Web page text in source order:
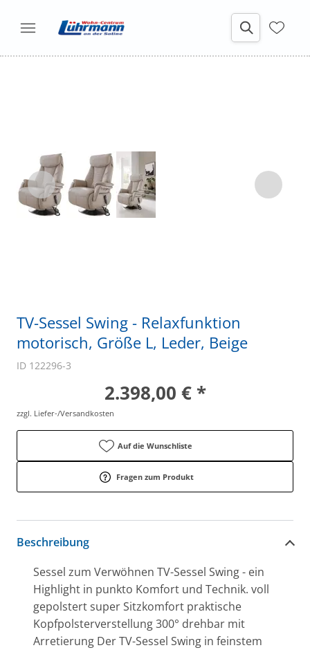
TV-Sessel Swing - Relaxfunktion
motorisch, Größe L, Leder, Beige
ID 122296-3
2.398,00 € *
zzgl. Liefer-/Versandkosten
Auf die Wunschliste
Fragen zum Produkt
Beschreibung
Sessel zum Verwöhnen TV-Sessel Swing - ein
Highlight in punkto Komfort und Technik. voll
gepolstert super Sitzkomfort praktische
Kopfpolsterverstellung 300° drehbar mit
Arretierung Der TV-Sessel Swing in feinstem